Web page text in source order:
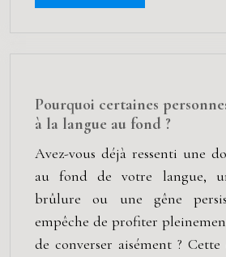
Pourquoi certaines
à la langue au fond ?
Avez-vous déjà ressenti une
au fond de votre langue,
brûlure ou une gêne
empêche de profiter
de converser aisément ?